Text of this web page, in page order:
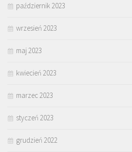
październik 2023
wrzesień 2023
maj 2023
kwiecień 2023
marzec 2023
styczeń 2023
grudzień 2022